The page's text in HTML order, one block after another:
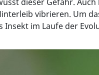
vibrieren. Um
im Laufe der